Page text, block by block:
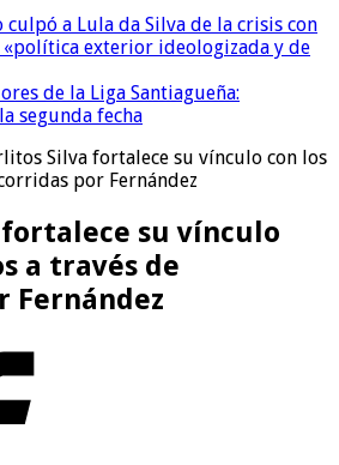
culpó a Lula da Silva de la crisis con
«política exterior ideologizada y de
de la Liga Santiagueña:
segunda fecha
Silva fortalece su vínculo con los
por Fernández
su vínculo
a través de
Fernández